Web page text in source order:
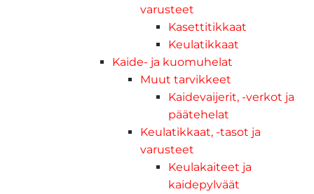
varusteet
Kasettitikkaat
Keulatikkaat
Kaide- ja kuomuhelat
Muut tarvikkeet
Kaidevaijerit, -verkot ja
päätehelat
Keulatikkaat, -tasot ja
varusteet
Keulakaiteet ja
kaidepylväät